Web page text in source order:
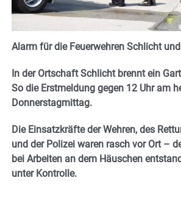
Alarm für die Feuerwehren Schlicht
In der Ortschaft Schlicht brennt ein
So die Erstmeldung gegen 12 Uhr am
Donnerstagmittag.
Die Einsatzkräfte der Wehren, des
und der Polizei waren rasch vor Ort –
bei Arbeiten an dem Häuschen
unter Kontrolle.